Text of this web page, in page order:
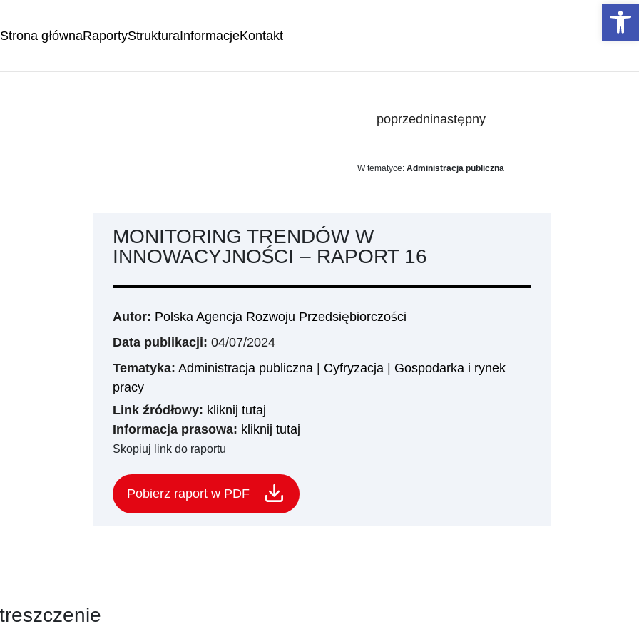
Strona głównaRaportyStrukturaInformacjeKontakt
poprzedninastępny
W tematyce: Administracja publiczna
MONITORING TRENDÓW W
INNOWACYJNOŚCI – RAPORT 16
Autor: Polska Agencja Rozwoju Przedsiębiorczości
Data publikacji: 04/07/2024
Tematyka: Administracja publiczna| Cyfryzacja| Gospodarka i rynek
pracy
Link źródłowy: kliknij tutaj
Informacja prasowa: kliknij tutaj
Skopiuj link do raportu
Pobierz raport w PDF